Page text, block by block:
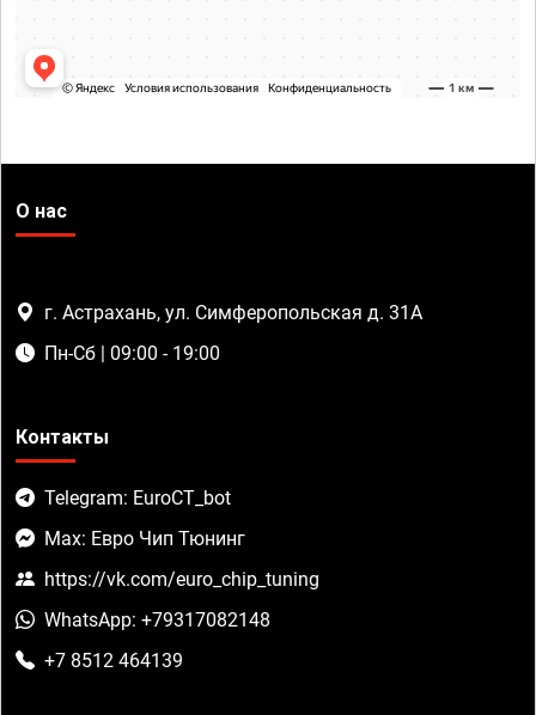
О нас
г. Астрахань, ул. Симферопольская д. 31А
Пн-Сб | 09:00 - 19:00
Контакты
Telegram: EuroCT_bot
Max: Евро Чип Тюнинг
https://vk.com/euro_chip_tuning
WhatsApp: +79317082148
+7 8512 464139